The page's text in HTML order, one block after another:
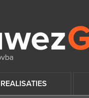
REALISATIES